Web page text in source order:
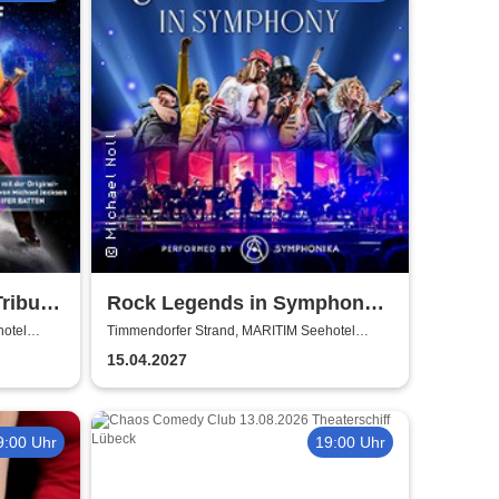
Rock Legends in Symphony -
performed by Symphonika
Timmendorfer Strand, MARITIM Seehotel
Timmendorfer Strand
15.04.2027
Uhr 19:00 Uhr